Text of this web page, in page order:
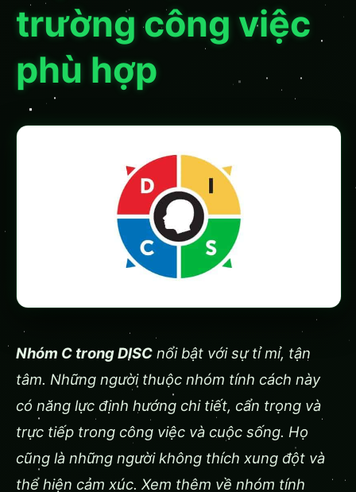
trường công việc
phù hợp
Nhóm C trong DISC nổi bật với sự tỉ mỉ, tận
tâm. Những người thuộc nhóm tính cách này
có năng lực định hướng chi tiết, cẩn trọng và
trực tiếp trong công việc và cuộc sống. Họ
cũng là những người không thích xung đột và
thể hiện cảm xúc. Xem thêm về nhóm tính